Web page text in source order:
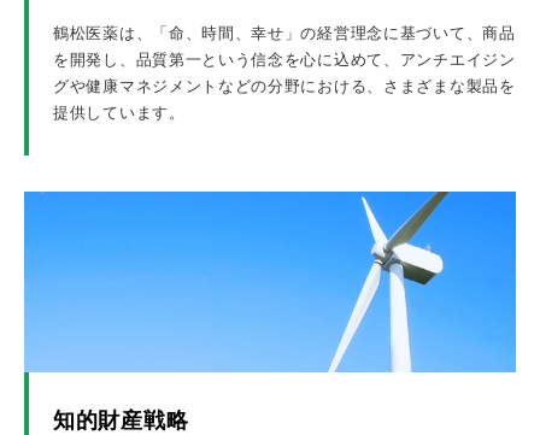
鶴松医薬は、「命、時間、幸せ」の経営理念に基づいて、商品
を開発し、品質第一という信念を心に込めて、アンチエイジン
グや健康マネジメントなどの分野における、さまざまな製品を
提供しています。
知的財産戦略